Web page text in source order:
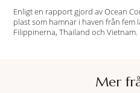
Enligt en rapport gjord av Ocean
plast som hamnar i haven från fem
Filippinerna, Thailand och Vietnam.
Mer